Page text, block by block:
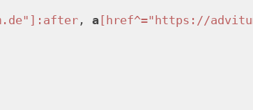
:after , a [href^="https://